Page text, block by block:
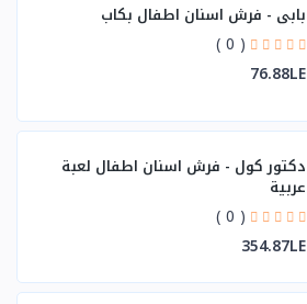
بابي - فرش اسنان اطفال بكاب
( 0 )
76.88LE
دكتور كول - فرش اسنان اطفال لعبة
عربية
( 0 )
354.87LE